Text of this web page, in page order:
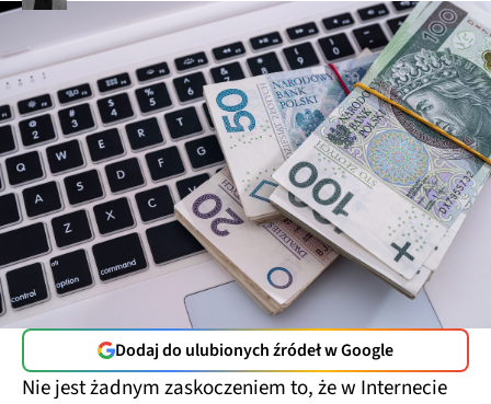
Dodaj do ulubionych źródeł w Google
Nie jest żadnym zaskoczeniem to, że w Internecie